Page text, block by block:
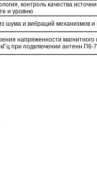
контроль качества
и уровню
шума и вибраций механизмов
напряженности магнитного
при подключении антенн П6-